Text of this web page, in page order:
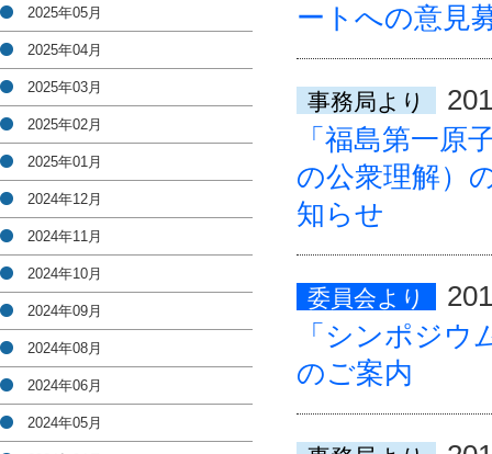
ートへの意見
事務局より
「福島第一原
の公衆理解）
知らせ
委員会より
「シンポジ
のご案内
2025年05月
2025年04月
2025年03月
2025年02月
2025年01月
2024年12月
2024年11月
2024年10月
2024年09月
2024年08月
2024年06月
2024年05月